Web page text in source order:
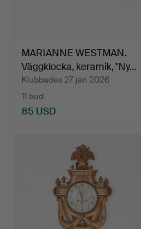
MARIANNE WESTMAN.
Väggklocka, keramik, "Ny…
Klubbades 27 jan 2026
11 bud
85 USD